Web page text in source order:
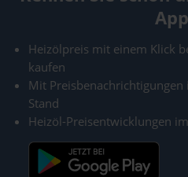
Heizölpreis mit einem Klick
kaufen
Mit
Stand
Heizöl-Preisentwicklungen